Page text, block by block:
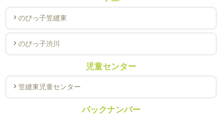
のびっ子笠縫東
のびっ子渋川
児童センター
笠縫東児童センター
バックナンバー